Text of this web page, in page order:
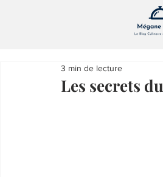
Les secrets
3 min de lecture